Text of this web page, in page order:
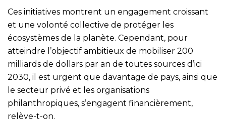
Ces initiatives montrent un engagement croissant
et une volonté collective de protéger les
écosystèmes de la planète. Cependant, pour
atteindre l’objectif ambitieux de mobiliser 200
milliards de dollars par an de toutes sources d’ici
2030, il est urgent que davantage de pays, ainsi que
le secteur privé et les organisations
philanthropiques, s’engagent financièrement,
relève-t-on.